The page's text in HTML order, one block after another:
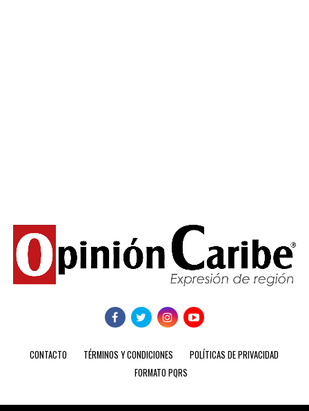
CONTACTO TÉRMINOS Y CONDICIONES
POLÍTICAS DE PRIVACIDAD
FORMATO PQRS